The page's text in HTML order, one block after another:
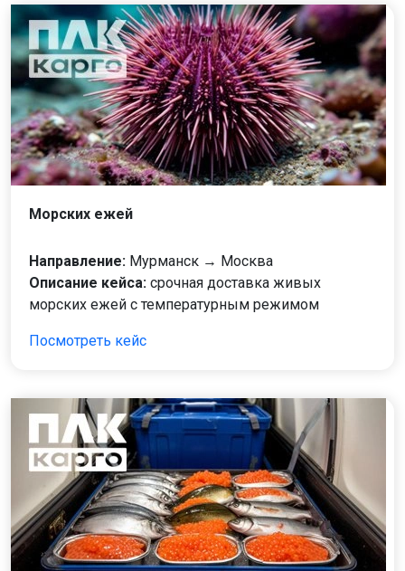
Морских ежей
Направление: Мурманск → Москва
Описание кейса: срочная доставка живых
морских ежей с температурным режимом
Посмотреть кейс